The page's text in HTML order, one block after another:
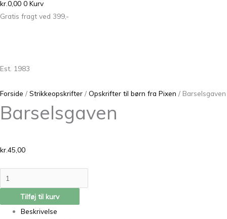
kr.0,00 0 Kurv
Gratis fragt ved 399,-
Est. 1983
Forside / Strikkeopskrifter / Opskrifter til børn fra Pixen / Barselsgaven
Barselsgaven
kr.45,00
Tilføj til kurv
Beskrivelse